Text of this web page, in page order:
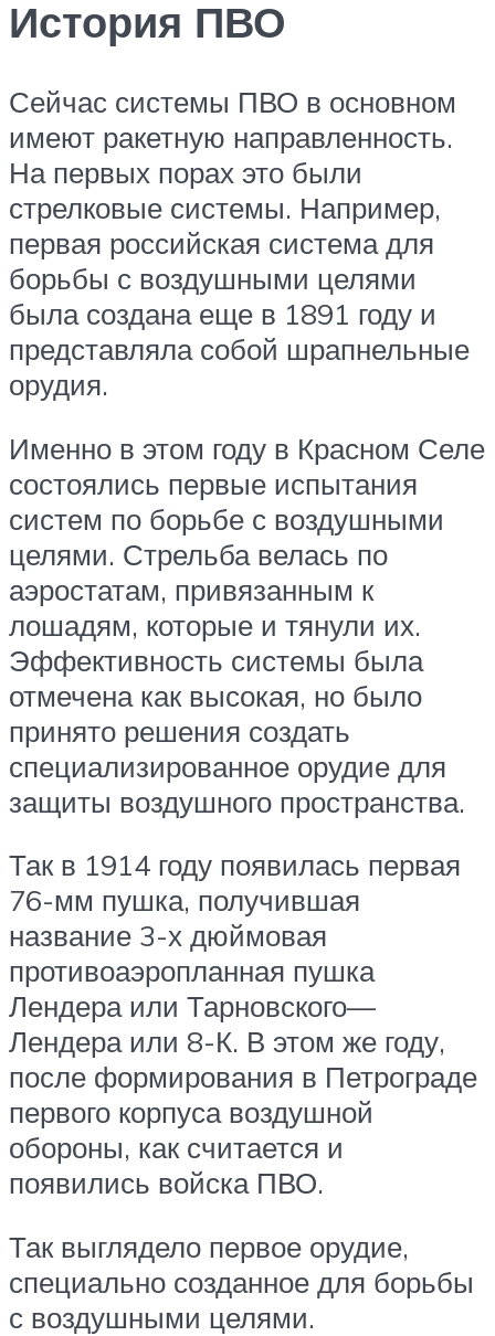
История ПВО
Сейчас системы ПВО в основном
имеют ракетную направленность.
На первых порах это были
стрелковые системы. Например,
первая российская система для
борьбы с воздушными целями
была создана еще в 1891 году и
представляла собой шрапнельные
орудия.
Именно в этом году в Красном Селе
состоялись первые испытания
систем по борьбе с воздушными
целями. Стрельба велась по
аэростатам, привязанным к
лошадям, которые и тянули их.
Эффективность системы была
отмечена как высокая, но было
принято решения создать
специализированное орудие для
защиты воздушного пространства.
Так в 1914 году появилась первая
76-мм пушка, получившая
название 3-х дюймовая
противоаэропланная пушка
Лендера или Тарновского—
Лендера или 8-К. В этом же году,
после формирования в Петрограде
первого корпуса воздушной
обороны, как считается и
появились войска ПВО.
Так выглядело первое орудие,
специально созданное для борьбы
с воздушными целями.